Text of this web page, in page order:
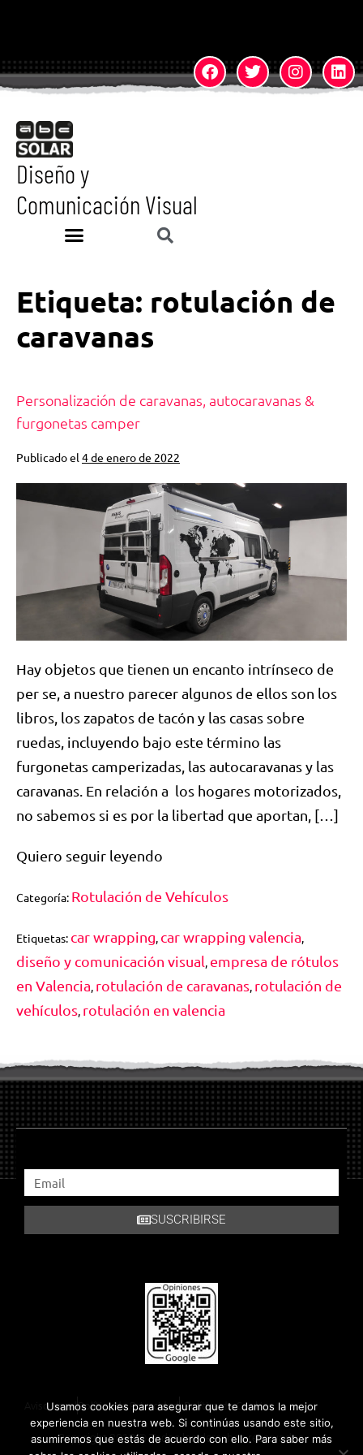
Diseño y
Comunicación Visual
Etiqueta: rotulación de
caravanas
Personalización de caravanas, autocaravanas &
furgonetas camper
Publicado el 4 de enero de 2022
Hay objetos que tienen un encanto intrínseco de
per se, a nuestro parecer algunos de ellos son los
libros, los zapatos de tacón y las casas sobre
ruedas, incluyendo bajo este término las
furgonetas camperizadas, las autocaravanas y las
caravanas. En relación a los hogares motorizados,
no sabemos si es por la libertad que aportan, […]
Quiero seguir leyendo
Categoría: Rotulación de Vehículos
Etiquetas: car wrapping, car wrapping valencia,
diseño y comunicación visual, empresa de rótulos
en Valencia, rotulación de caravanas, rotulación de
vehículos, rotulación en valencia
SUSCRIBIRSE
Aviso LegalPolítica de Privacidad Política de Cookies
Copyright 2018 © Todos los derechos reservados.
Usamos cookies para asegurar que te damos la mejor
experiencia en nuestra web. Si continúas usando este sitio,
asumiremos que estás de acuerdo con ello. Para saber más